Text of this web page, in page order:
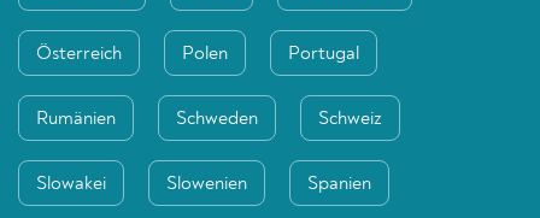
Österreich Polen Portugal
Rumänien Schweden Schweiz
Slowakei Slowenien Spanien